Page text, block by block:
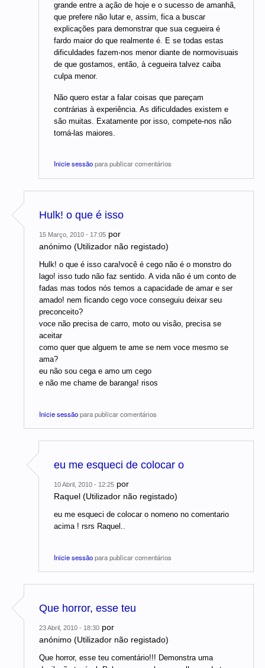
grande entre a ação de hoje e o sucesso de amanhã,
que prefere não lutar e, assim, fica a buscar
explicações para demonstrar que sua cegueira é
fardo maior do que realmente é. E se todas estas
dificuldades fazem-nos menor diante de normovisuais
de que gostamos, então, à cegueira talvez caiba
culpa menor.
Não quero estar a falar coisas que pareçam
contrárias à experiência. As dificuldades existem e
são muitas. Exatamente por isso, compete-nos não
torná-las maiores.
Inicie sessãopara publicar comentários
Hulk! o que é isso
15 Março, 2010 - 17:05 por
anónimo (Utilizador não registado)
Hulk! o que é isso cara!você é cego não é o monstro do
lago! isso tudo não faz sentido. A vida não é um conto de
fadas mas todos nós temos a capacidade de amar e ser
amado! nem ficando cego voce conseguiu deixar seu
preconceito?
voce não precisa de carro, moto ou visão, precisa se
aceitar
como quer que alguem te ame se nem voce mesmo se
ama?
eu não sou cega e amo um cego
e não me chame de baranga! risos
Inicie sessãopara publicar comentários
eu me esqueci de colocar o
10 Abril, 2010 - 12:25 por
Raquel (Utilizador não registado)
eu me esqueci de colocar o nomeno no comentario
acima ! rsrs Raquel..
Inicie sessãopara publicar comentários
Que horror, esse teu
23 Abril, 2010 - 18:30 por
anónimo (Utilizador não registado)
Que horror, esse teu comentário!!! Demonstra uma